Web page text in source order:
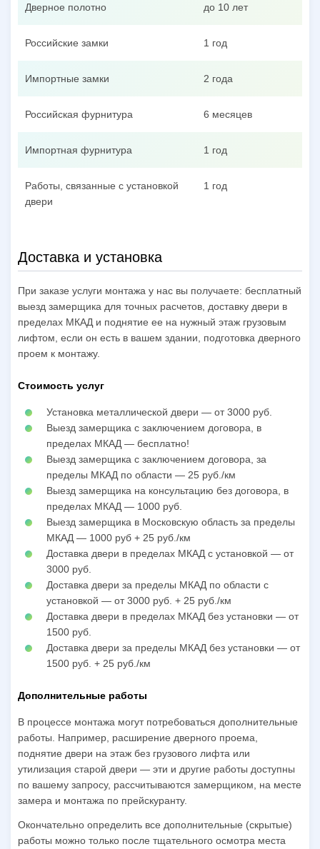
Дверное полотно до 10 лет
Российские замки 1 год
Импортные замки 2 года
Российская фурнитура 6 месяцев
Импортная фурнитура 1 год
Работы, связанные с установкой
двери
1 год
Доставка и установка
При заказе услуги монтажа у нас вы получаете: бесплатный
выезд замерщика для точных расчетов, доставку двери в
пределах МКАД и поднятие ее на нужный этаж грузовым
лифтом, если он есть в вашем здании, подготовка дверного
проем к монтажу.
Стоимость услуг
Установка металлической двери — от 3000 руб.
Выезд замерщика с заключением договора, в
пределах МКАД — бесплатно!
Выезд замерщика с заключением договора, за
пределы МКАД по области — 25 руб./км
Выезд замерщика на консультацию без договора, в
пределах МКАД — 1000 руб.
Выезд замерщика в Московскую область за пределы
МКАД — 1000 руб + 25 руб./км
Доставка двери в пределах МКАД с установкой — от
3000 руб.
Доставка двери за пределы МКАД по области с
установкой — от 3000 руб. + 25 руб./км
Доставка двери в пределах МКАД без установки — от
1500 руб.
Доставка двери за пределы МКАД без установки — от
1500 руб. + 25 руб./км
Дополнительные работы
В процессе монтажа могут потребоваться дополнительные
работы. Например, расширение дверного проема,
поднятие двери на этаж без грузового лифта или
утилизация старой двери — эти и другие работы доступны
по вашему запросу, рассчитываются замерщиком, на месте
замера и монтажа по прейскуранту.
Окончательно определить все дополнительные (скрытые)
работы можно только после тщательного осмотра места